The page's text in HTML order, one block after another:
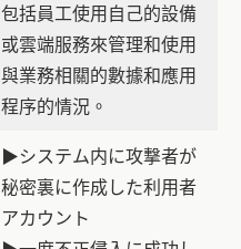
包括員工使用自己的設備
或雲端服務來管理和使用
與業務相關的數據和應用
程序的情況。
▶システム内に攻撃者が
秘密裏に作成した利用者
アカウント